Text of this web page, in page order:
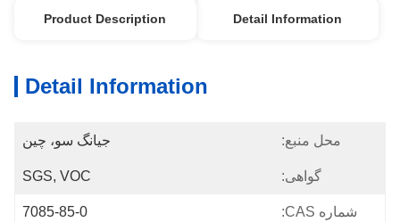
Detail Information
Product Description
Detail Information
محل منبع: جیانگ سو، چین
گواهی: SGS, VOC
شماره CAS: 7085-85-0